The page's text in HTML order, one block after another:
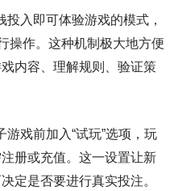
入即可体验游戏的模式，
操作。这种机制极大地方便
内容、理解规则、验证策
戏前加入“试玩”选项，玩
册或充值。这一设置让新
定是否要进行真实投注。